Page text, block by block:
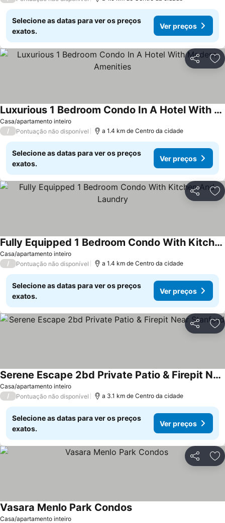
Selecione as datas para ver os preços
exatos.
Ver preços
Partilhar
Casa/apartamento inteiro
Luxurious 1 Bedroom Condo In A Hotel With Modern Amenities
/ Pontuação não disponível a 1.4 km de Centro da cidade
Selecione as datas para ver os preços
exatos.
Ver preços
Partilhar
Casa/apartamento inteiro
Fully Equipped 1 Bedroom Condo With Kitchen And Laundry
/ Pontuação não disponível a 1.4 km de Centro da cidade
Selecione as datas para ver os preços
exatos.
Ver preços
Partilhar
Casa/apartamento inteiro
Serene Escape 2bd Private Patio & Firepit Near Stanford
/ Pontuação não disponível a 3.1 km de Centro da cidade
Selecione as datas para ver os preços
exatos.
Ver preços
Partilhar
Casa/apartamento inteiro
Vasara Menlo Park Condos